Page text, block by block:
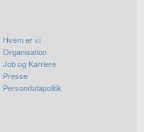
Hvem er vi
Organisation
Job og Karriere
Presse
Persondatapolitik